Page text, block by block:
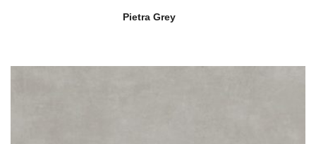
Pietra Grey